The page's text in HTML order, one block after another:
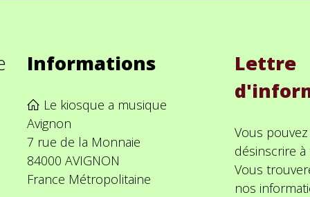
Informations
Le kiosque a musique
Avignon
7 rue de la Monnaie
84000 AVIGNON
France Métropolitaine
Lettre
Vous
désinscrire
Vous
nos